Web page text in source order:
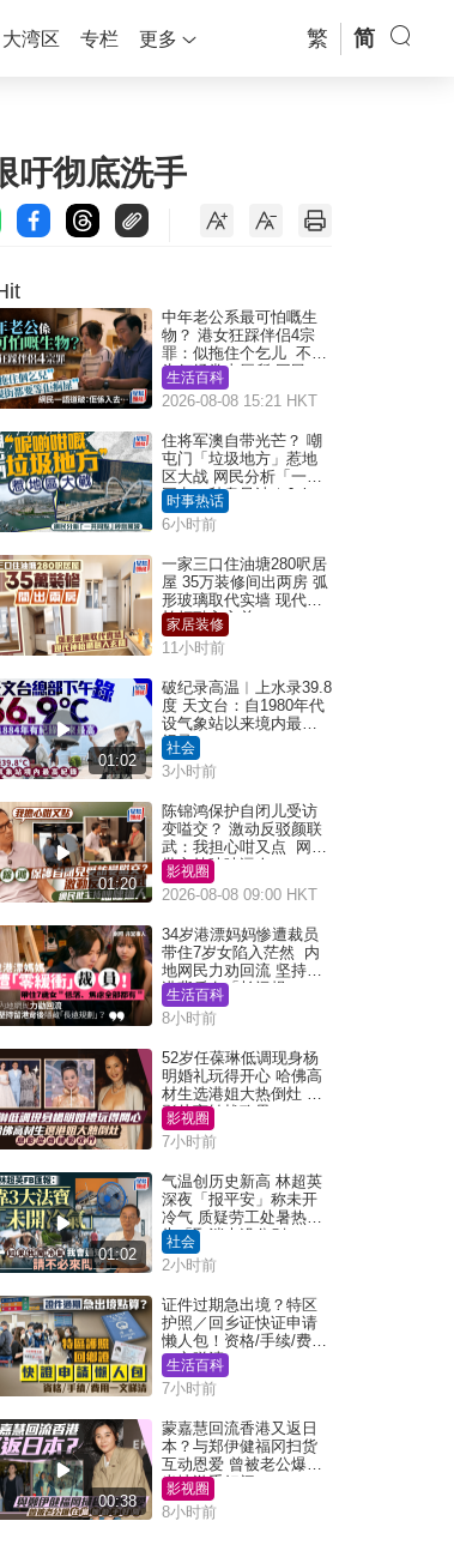
大湾区 专栏 更多 繁 简
吁彻底洗手
中年老公系最可怕嘅生
物？ 港女狂踩伴侣4宗
罪：似拖住个乞儿 不解
为何经常去厕所 网民一
语道破
生活百科
2026-08-08 15:21 HKT
住将军澳自带光芒？ 嘲
屯门「垃圾地方」惹地
区大战 网民分析「一共
同点」秒息风波｜Juicy
叮
时事热话
6小时前
一家三口住油塘280呎居
屋 35万装修间出两房 弧
形玻璃取代实墙 现代神
枱柜融入玄关
家居装修
11小时前
01:02
破纪录高温︱上水录39.8
度 天文台：自1980年代
设气象站以来境内最高
纪录
社会
3小时前
01:20
陈锦鸿保护自闭儿受访
变嗌交？ 激动反驳颜联
武：我担心咁又点 网民
批主持咄咄逼人
影视圈
2026-08-08 09:00 HKT
34岁港漂妈妈惨遭裁员
带住7岁女陷入茫然 内
地网民力劝回流 坚持留
港背后有「长远规
划」？
生活百科
8小时前
52岁任葆琳低调现身杨
明婚礼玩得开心 哈佛高
材生选港姐大热倒灶 息
影从商转战政界
影视圈
7小时前
01:02
气温创历史新高 林超英
深夜「报平安」称未开
冷气 质疑劳工处暑热警
告「取消也没分别」
社会
2小时前
证件过期急出境？特区
护照／回乡证快证申请
懒人包！资格/手续/费用
一文睇清
生活百科
7小时前
00:38
蒙嘉慧回流香港又返日
本？与郑伊健福冈扫货
互动恩爱 曾被老公爆在
当地游手好闲
影视圈
8小时前